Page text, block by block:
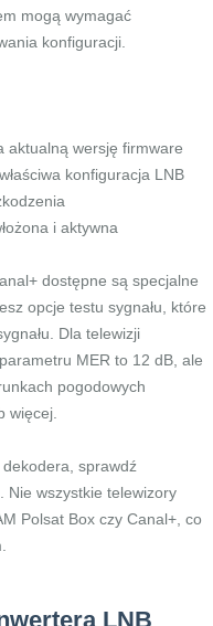
mogą wymagać
konfiguracji.
aktualną wersję firmware
konfiguracja LNB
i aktywna
dostępne są specjalne
opcje testu sygnału, które
Dla telewizji
MER to 12 dB, ale
pogodowych
więcej.
sprawdź
Nie wszystkie telewizory
Polsat Box czy Canal+, co
LNB